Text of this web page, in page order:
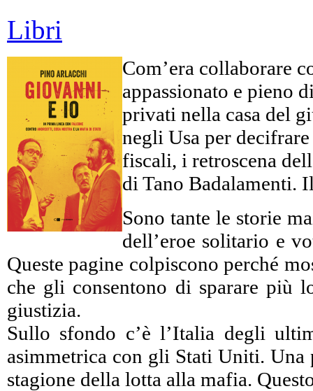
Libri
Com’era collaborare
appassionato e pieno
privati nella casa del
negli Usa per
fiscali, i retroscena
di Tano Badalamenti.
Sono tante le storie
dell’eroe solitario e
Queste pagine colpiscono perché
che gli consentono di sparare più
giustizia.
Sullo sfondo c’è l’Italia degli
asimmetrica con gli Stati Uniti. Una
stagione della lotta alla mafia.